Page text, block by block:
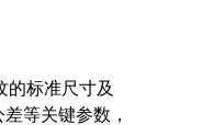
的标准尺寸及
等关键参数，